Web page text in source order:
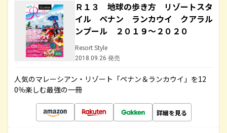
Ｒ１３ 地球の歩き方 リゾートスタ
イル ペナン ランカウイ クアラル
ンプール ２０１９～２０２０
Resort Style
2018.09.26 発売
人気のマレーシアン・リゾート「ペナン＆ランカウイ」を12
0％楽しむ最強の一冊
詳細を見る